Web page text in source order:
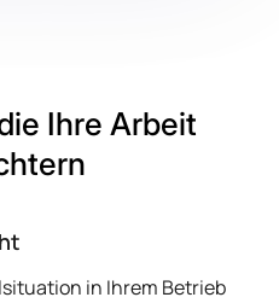
Ihre Arbeit
in Ihrem Betrieb